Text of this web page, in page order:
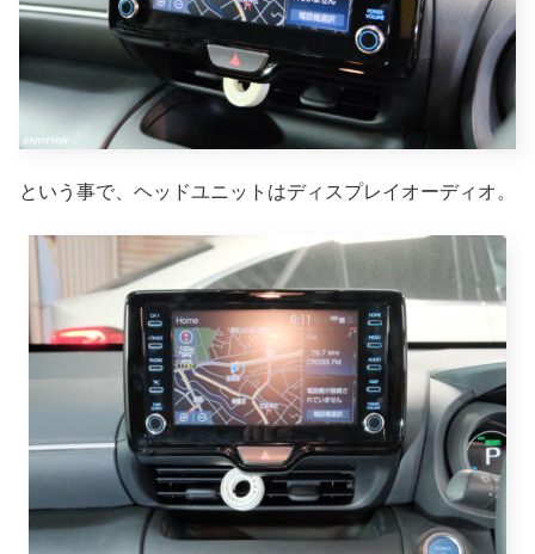
という事で、ヘッドユニットはディスプレイオーディオ。